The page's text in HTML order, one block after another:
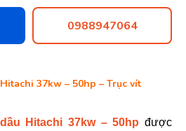
0988947064
37kw – 50hp – Trục vít
Hitachi 37kw – 50hp được